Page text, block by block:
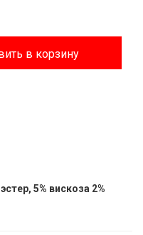
в корзину
5% вискоза 2%